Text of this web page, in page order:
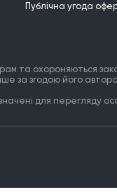
Публічна угода
та охороняються
за згодою його
для перегляду